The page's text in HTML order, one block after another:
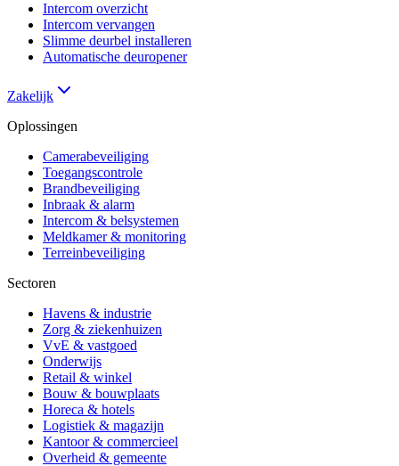
Intercom overzicht
Intercom vervangen
Slimme deurbel installeren
Automatische deuropener
Zakelijk
Oplossingen
Camerabeveiliging
Toegangscontrole
Brandbeveiliging
Inbraak & alarm
Intercom & belsystemen
Meldkamer & monitoring
Terreinbeveiliging
Sectoren
Havens & industrie
Zorg & ziekenhuizen
VvE & vastgoed
Onderwijs
Retail & winkel
Bouw & bouwplaats
Horeca & hotels
Logistiek & magazijn
Kantoor & commercieel
Overheid & gemeente